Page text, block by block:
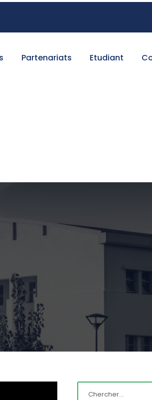
Partenariats Etudiant